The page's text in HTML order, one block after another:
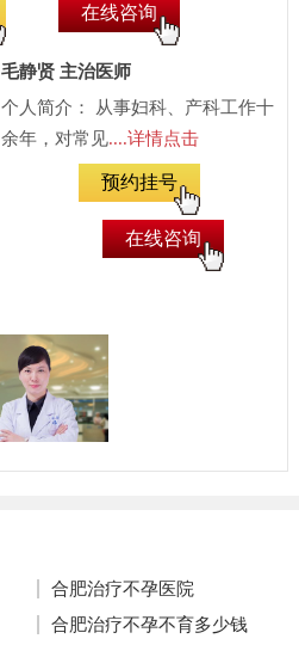
在线咨询
毛静贤 主治医师
个人简介： 从事妇科、产科工作十
余年，对常见....详情点击
预约挂号
在线咨询
合肥治疗不孕医院
合肥治疗不孕不育多少钱